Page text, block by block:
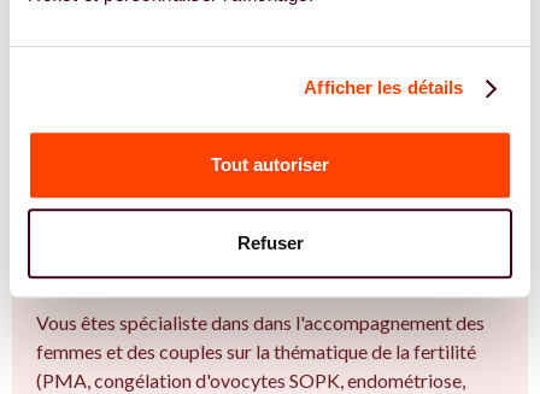
Afficher les détails
Tout autoriser
Refuser
JE TROUVE UN SPÉCIALISTE
REJOIGNEZ NOS EXPERT.E.S
Vous êtes spécialiste en Une épreuve
fréquente, encore trop silencieuse à Bastia
?
Vous êtes spécialiste dans dans l'accompagnement des
femmes et des couples sur la thématique de la fertilité
(PMA, congélation d'ovocytes SOPK, endométriose,